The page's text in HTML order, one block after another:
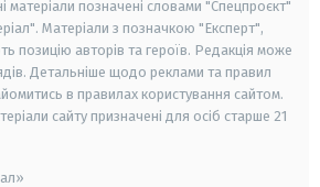
матеріали позначені словами "Спецпроєкт"
Матеріали з позначкою "Експерт",
позицію авторів та героїв. Редакція може
Детальніше щодо реклами та правил
в правилах користування сайтом.
сайту призначені для осіб старше 21